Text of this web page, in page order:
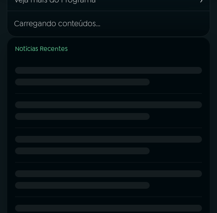
Carregando conteúdos...
Notícias Recentes